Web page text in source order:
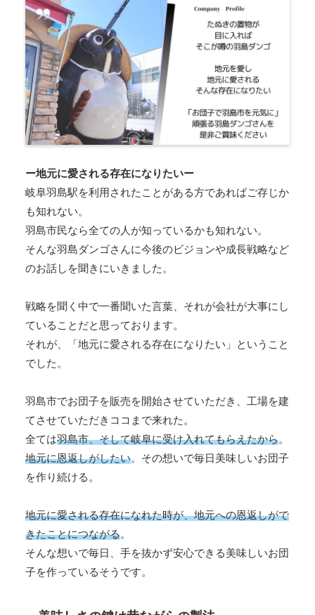
ー地元に愛される存在になりたいー
岐阜羽島駅を利用されたことがある方であればご存じか
も知れない。
羽島市民なら全ての人が知っているかも知れない。
そんな羽島ダンゴさんに今後のビジョンや成長戦略など
のお話しを聞きにいきました。
戦略を聞く中で一番聞いた言葉、それが会社が大事にし
ていることだと思っております。
それが、「地元に愛される存在になりたい」ということ
でした。
羽島市でお団子を販売を開始させていただき、工場を建
てさせていただきココまで来れた。
全ては羽島市、そして岐阜に受け入れてもらえたから。
地元に恩返しがしたい。その想いで毎日美味しいお団子
を作り続ける。
地元に愛される存在になれた時が、地元への恩返しがで
きたことにつながる。
そんな想いで毎日、手を抜かず安心できる美味しいお団
子を作っているそうです。